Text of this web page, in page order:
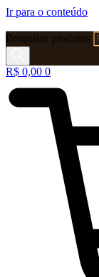
Ir para o conteúdo
Pesquisar produtos
R$ 0,00 0